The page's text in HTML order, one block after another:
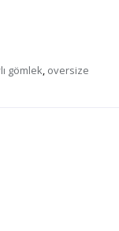
gömlek, oversize